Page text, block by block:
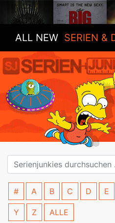
ALL NEW SERIEN &
# A B C D E
Y Z ALLE